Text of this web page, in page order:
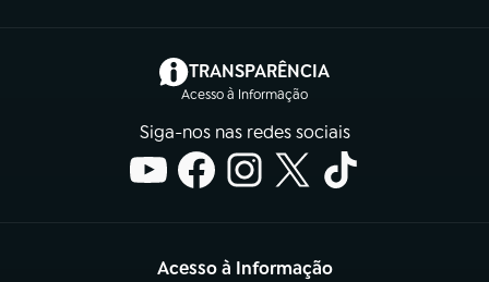
TRANSPARÊNCIA
Acesso à Informação
(abre em nova aba)
Siga-nos nas redes sociais
Acesso à Informação